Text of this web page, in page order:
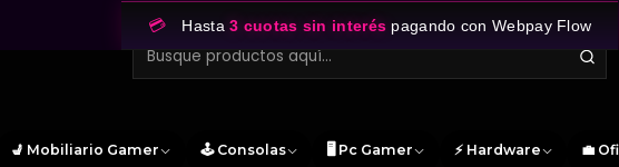
💺 Mobiliario Gamer 🕹️ Consolas 🖥️ Pc Gamer ⚡ Hardware 💼
💳 Hasta3 cuotas sin interés pagando con Webpay Flow